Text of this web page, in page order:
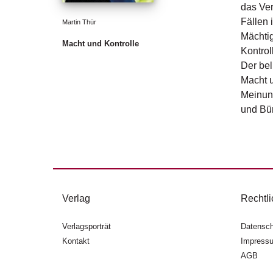
das
Fällen
Der
Macht
und
Martin Thür
Macht und Kontrolle
Verlag
Verlagsporträt
Kontakt
AGB